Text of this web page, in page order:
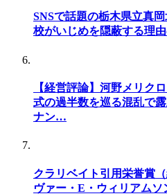
SNSで話題の栃木県立真
校がいじめを隠蔽する理
【経営評論】河野メリク
式の過半数を巡る混乱で
ナン…
クラリベイト引用栄誉賞
ヴァー・E・ウィリアムソ